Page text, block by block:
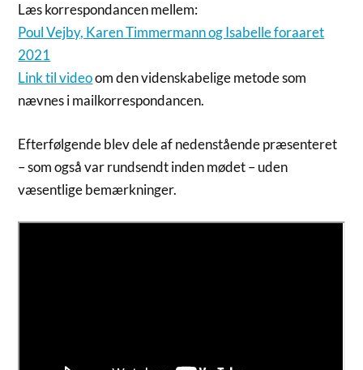
Læs korrespondancen mellem:
Poul Vejby, Karen Timmermann og Isabelle foraaret
2021
Link til videoom den videnskabelige metode som
nævnes i mailkorrespondancen.
Efterfølgende blev dele af nedenstående præsenteret
– som også var rundsendt inden mødet – uden
væsentlige bemærkninger.